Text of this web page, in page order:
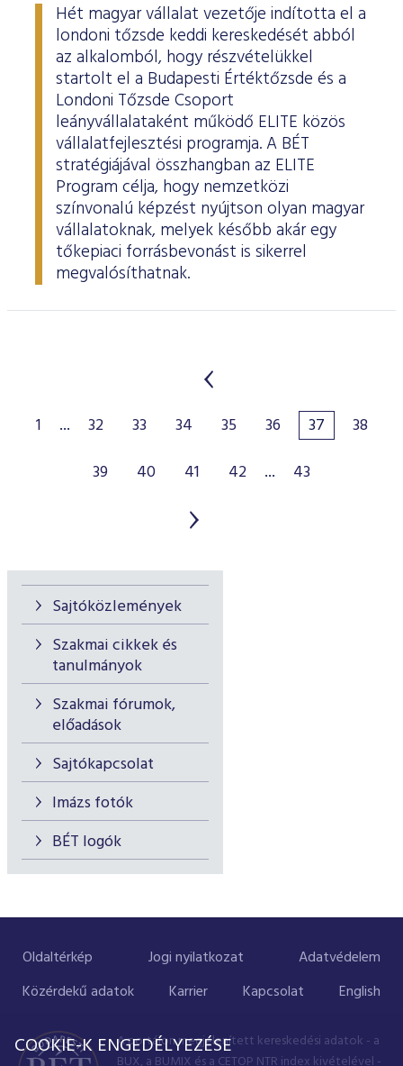
Sajtóközlemények
Szakmai cikkek és
tanulmányok
Szakmai fórumok,
előadások
Sajtókapcsolat
Imázs fotók
BÉT logók
Hét magyar vállalat vezetője indította el a
londoni tőzsde keddi kereskedését abból
az alkalomból, hogy részvételükkel
startolt el a Budapesti Értéktőzsde és a
Londoni Tőzsde Csoport
leányvállalataként működő ELITE közös
vállalatfejlesztési programja. A BÉT
stratégiájával összhangban az ELITE
Program célja, hogy nemzetközi
színvonalú képzést nyújtson olyan magyar
vállalatoknak, melyek később akár egy
tőkepiaci forrásbevonást is sikerrel
megvalósíthatnak.
1 ... 32 33 34 35 36 37
38
39
40 41 42 ... 43
Oldaltérkép Jogi nyilatkozat
Adatvédelem
Közérdekű adatok
Karrier Kapcsolat English
A portálon megjelenített kereskedési adatok - a
COOKIE-K ENGEDÉLYEZÉSE